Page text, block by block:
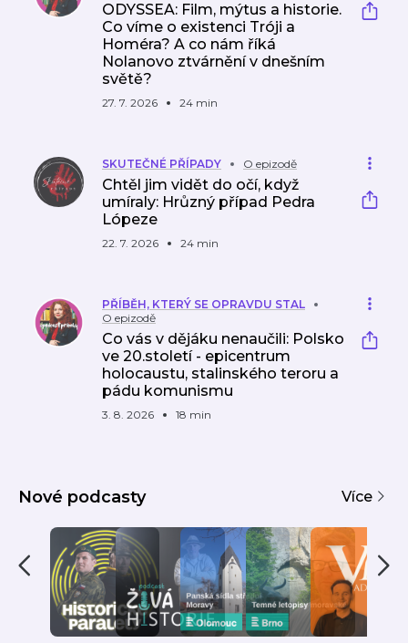
ODYSSEA: Film, mýtus a historie.
Co víme o existenci Tróji a
Homéra? A co nám říká
Nolanovo ztvárnění v dnešním
světě?
27. 7. 2026 24 min
SKUTEČNÉ PŘÍPADY O epizodě
Chtěl jim vidět do očí, když
umíraly: Hrůzný případ Pedra
Lópeze
22. 7. 2026 24 min
PŘÍBĚH, KTERÝ SE OPRAVDU STAL
O epizodě
Co vás v dějáku nenaučili: Polsko
ve 20.století - epicentrum
holocaustu, stalinského teroru a
pádu komunismu
3. 8. 2026 18 min
Nové podcasty Více